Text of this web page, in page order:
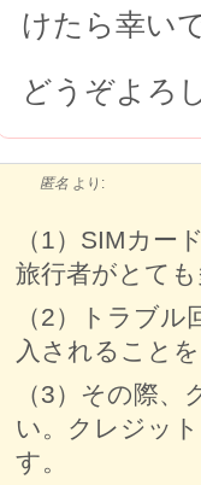
けたら幸い
どうぞよろ
匿名 より:
（1）SIMカー
旅行者がとて
（2）トラブ
入されること
（3）その際
い。クレジッ
す。